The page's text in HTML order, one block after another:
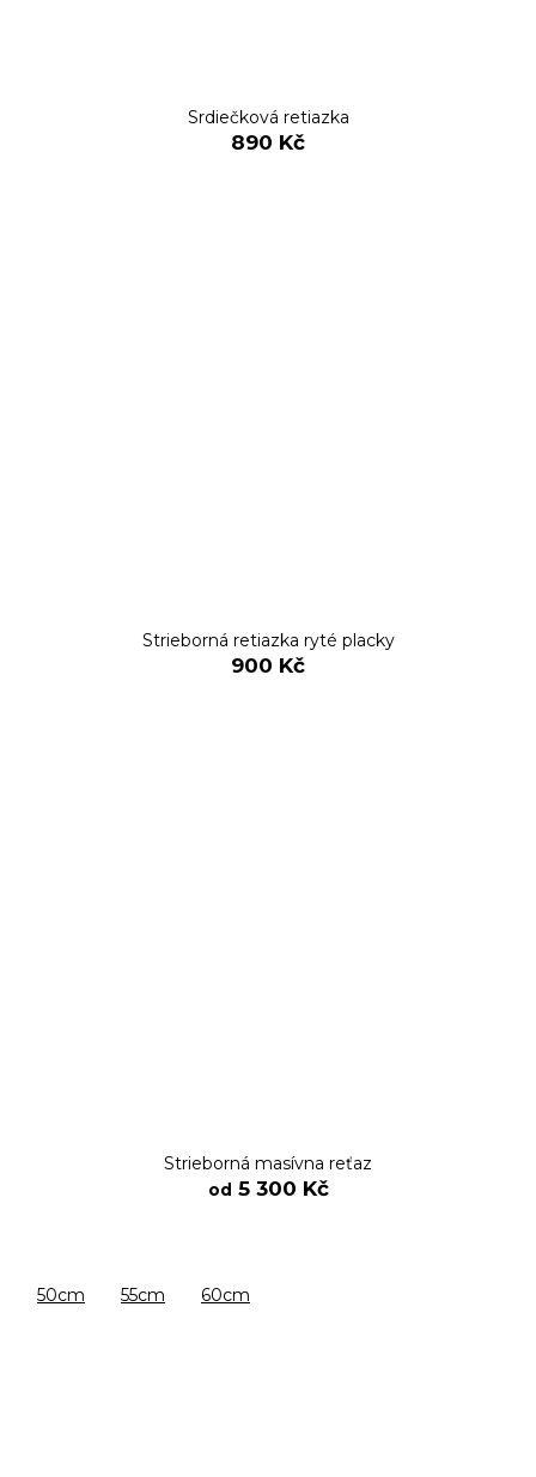
Srdiečková retiazka
890 Kč
Strieborná retiazka ryté placky
900 Kč
Strieborná masívna reťaz
od 5 300 Kč
50cm 55cm 60cm